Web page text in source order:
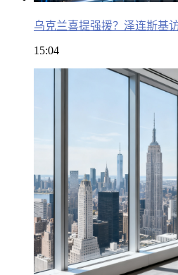
乌克兰喜提强援？泽连斯基
15:04